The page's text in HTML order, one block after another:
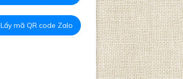
Lấy mã QR code Zalo